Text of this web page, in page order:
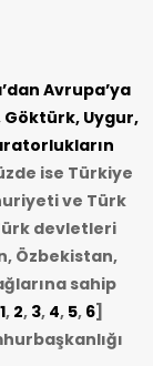
Avrupa’ya
Uygur,
ise Türkiye
ve Türk
devletleri
Özbekistan,
sahip
1, 2, 3, 4, 5, 6]